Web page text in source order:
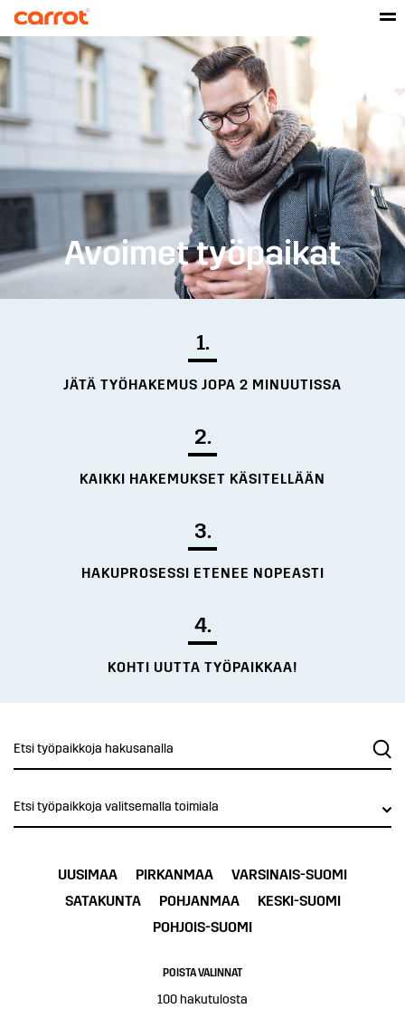
Avoimet työpaikat
1.
JÄTÄ TYÖHAKEMUS JOPA 2 MINUUTISSA
2.
KAIKKI HAKEMUKSET KÄSITELLÄÄN
3.
HAKUPROSESSI ETENEE NOPEASTI
4.
KOHTI UUTTA TYÖPAIKKAA!
Etsi työpaikkoja valitsemalla toimiala
UUSIMAA PIRKANMAA
VARSINAIS-SUOMI
SATAKUNTA
POHJANMAA
KESKI-SUOMI
POHJOIS-SUOMI
POISTA VALINNAT
100hakutulosta